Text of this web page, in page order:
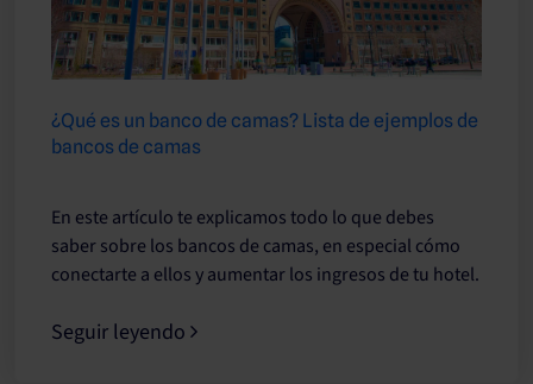
​​¿Qué es un banco de camas? Lista de ejemplos de
bancos de camas
En este artículo te explicamos todo lo que debes
saber sobre los bancos de camas, en especial cómo
conectarte a ellos y aumentar los ingresos de tu hotel.
Seguir leyendo